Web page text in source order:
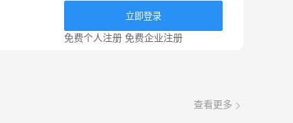
立即登录
免费个人注册 免费企业注册
查看更多